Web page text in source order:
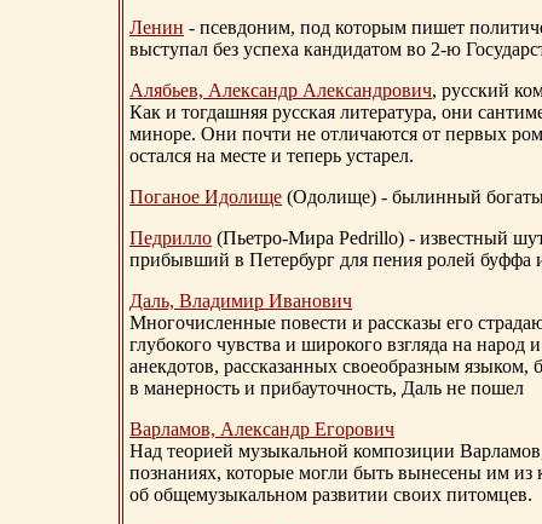
Ленин - псевдоним, под которым пишет
выступал без успеха кандидатом во 2-ю
Алябьев, Александр Александрович, русский
Как и тогдашняя русская литература, они
миноре. Они почти не отличаются от первых
остался на месте и теперь устарел.
Поганое Идолище (Одолище) - былинный
Педрилло (Пьетро-Мира Pedrillo) - известный
прибывший в Петербург для пения ролей буффа
Даль, Владимир Иванович
Многочисленные повести и рассказы его
глубокого чувства и широкого взгляда на
анекдотов, рассказанных своеобразным
в манерность и прибауточность, Даль не пошел
Варламов, Александр Егорович
Над теорией музыкальной композиции
познаниях, которые могли быть вынесены им из
об общемузыкальном развитии своих питомцев.